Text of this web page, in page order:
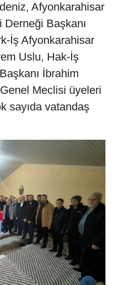
Afyonkarahisar
Başkanı
İş Afyonkarahisar
Uslu, Hak-İş
İbrahim
Meclisi üyeleri
sayıda vatandaş